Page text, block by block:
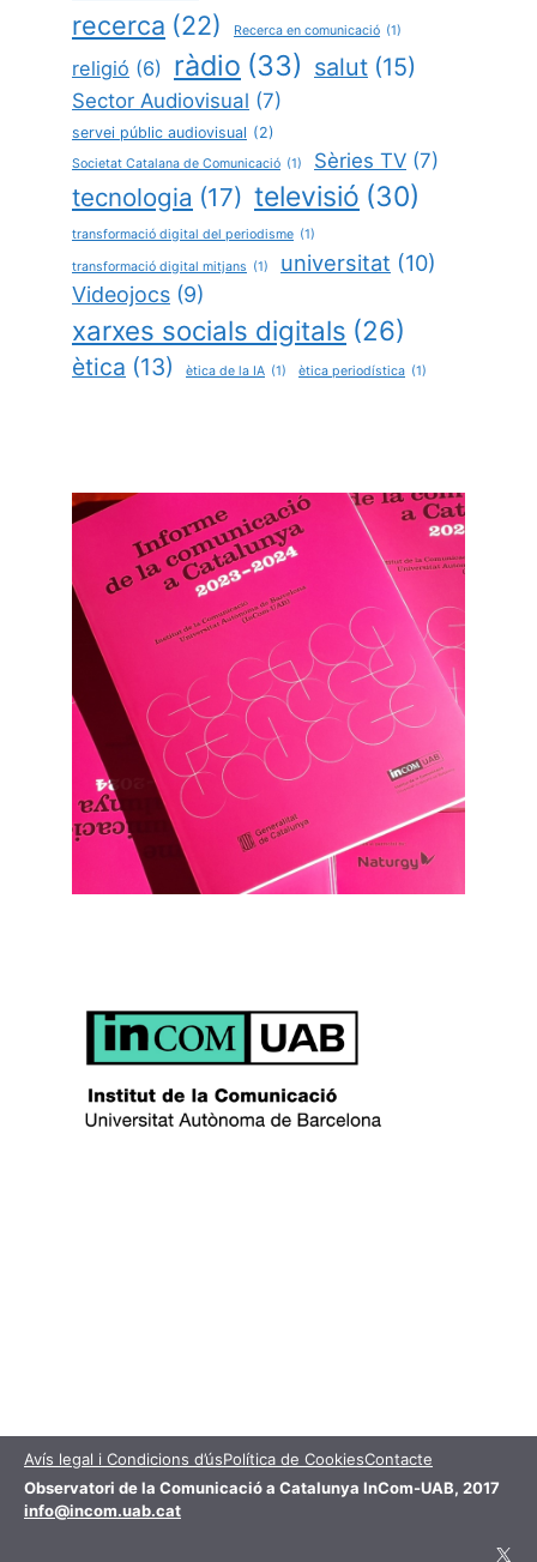
recerca (22) Recerca en comunicació (1)
religió (6) ràdio (33) salut (15)
Sector Audiovisual (7)
servei públic audiovisual (2)
Societat Catalana de Comunicació (1) Sèries TV (7)
tecnologia (17) televisió (30)
transformació digital del periodisme (1)
transformació digital mitjans (1) universitat (10)
Videojocs (9)
xarxes socials digitals (26)
ètica (13) ètica de la IA (1) ètica periodística (1)
Avís legal i Condicions d’úsPolítica de CookiesContacte
Observatori de la Comunicació a Catalunya InCom-UAB, 2017
info@incom.uab.cat
X